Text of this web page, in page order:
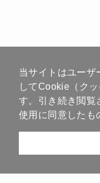
当サイトはユーザ
してCookie（ク
す。引き続き閲覧
使用に同意したも